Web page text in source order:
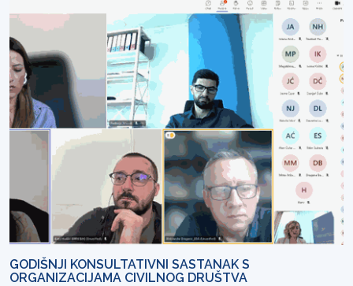
GODIŠNJI KONSULTATIVNI SASTANAK S
ORGANIZACIJAMA CIVILNOG DRUŠTVA